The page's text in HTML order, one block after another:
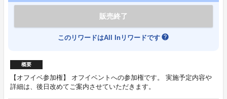
販売終了
このリワードはAll Inリワードです help
概要
【オフイベ参加権】 オフイベントへの参加権です。 実施予定内容や
詳細は、後日改めてご案内させていただきます。